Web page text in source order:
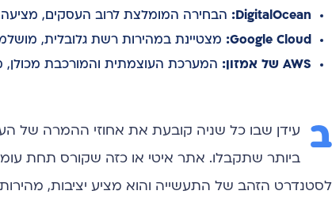
DigitalOcean:
הבחירה המומלצת לרוב העסקים,
Google Cloud:
מצטיינת במהירות רשת גלובלית,
AWS של אמזון:
המערכת העוצמתית והמורכבת
ב עידן שבו כל שניה קובעת את אחוזי ההמרה של
ביותר שתקבלו. אתר איטי או כזה שקורס תחת
לסטנדרט הזהב של התעשייה והוא מציע יציבות,